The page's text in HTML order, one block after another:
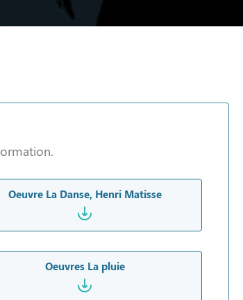
Oeuvre La Danse, Henri Matisse
Oeuvres La pluie